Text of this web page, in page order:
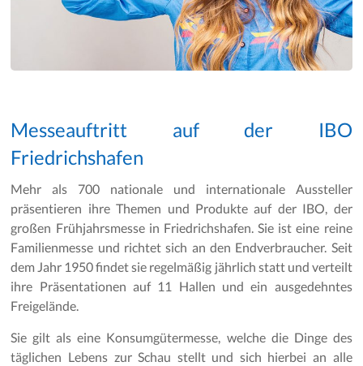
Messeauftritt auf der IBO
Friedrichshafen
Mehr als 700 nationale und internationale Aussteller
präsentieren ihre Themen und Produkte auf der IBO, der
großen Frühjahrsmesse in Friedrichshafen. Sie ist eine reine
Familienmesse und richtet sich an den Endverbraucher. Seit
dem Jahr 1950 findet sie regelmäßig jährlich statt und verteilt
ihre Präsentationen auf 11 Hallen und ein ausgedehntes
Freigelände.
Sie gilt als eine Konsumgütermesse, welche die Dinge des
täglichen Lebens zur Schau stellt und sich hierbei an alle